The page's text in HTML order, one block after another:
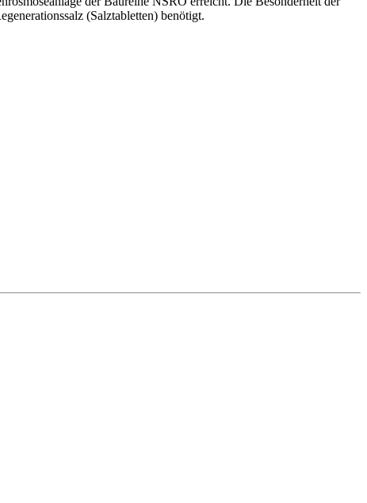
(Salztabletten) benötigt.